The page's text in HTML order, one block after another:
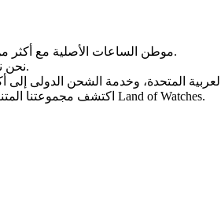
Land of Watches، موطن الساعات الأصلیة مع أکثر من 20 عامًا من الخبرة فی بیع الساعات عبر الإنترنت.
نحنمن أرقى العلامات التجاریة العالمیة.
اکتشف مجموعتنا ، واختر ساعتک المثالیة الیوم من Land of Watches.